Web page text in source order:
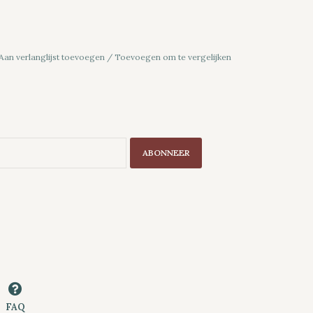
verlanglijst toevoegen / Toevoegen om te vergelijken
ABONNEER
FAQ